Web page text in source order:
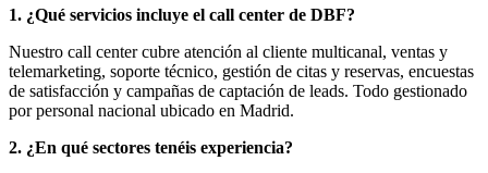
1. ¿Qué servicios incluye el call center de DBF?
Nuestro call center cubre atención al cliente multicanal, ventas y
telemarketing, soporte técnico, gestión de citas y reservas, encuestas
de satisfacción y campañas de captación de leads. Todo gestionado
por personal nacional ubicado en Madrid.
2. ¿En qué sectores tenéis experiencia?